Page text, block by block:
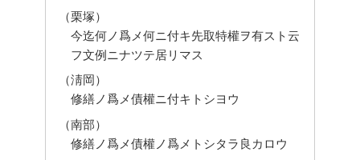
（栗塚）
今迄何ノ爲メ何ニ付キ先取特權ヲ有スト云
フ文例ニナツテ居リマス
（淸岡）
修繕ノ爲メ債權ニ付キトシヨウ
（南部）
修繕ノ爲メ債權ノ爲メトシタラ良カロウ